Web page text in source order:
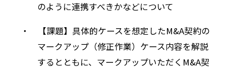
のように連携すべきかなどについて
・ 【課題】具体的ケースを想定したM&A契約の
マークアップ（修正作業）ケース内容を解説
するとともに、マークアップいただくM&A契